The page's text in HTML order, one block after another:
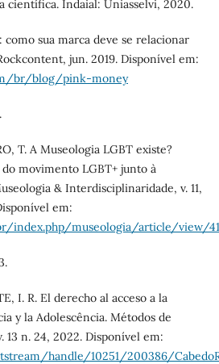
científica. Indaial: Uniasselvi, 2020.
como sua marca deve se relacionar
jun. 2019. Disponível em:
br/blog/pink-money
T. A Museologia LGBT existe?
movimento LGBT+ junto à
& Interdisciplinaridade, v. 11,
em:
index.php/museologia/article/view/
I. R. El derecho al acceso a la
y la Adolescência. Métodos de
n. 24, 2022. Disponível em:
handle/10251/200386/